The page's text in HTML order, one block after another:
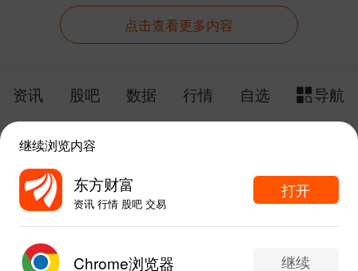
点击查看更多内容
资讯 股吧 数据 行情 自选
导航
给网站提点意见 下载APP
东方财富APP内打开
继续浏览内容
东方财富
资讯 行情 股吧 交易
打开
Chrome浏览器 继续